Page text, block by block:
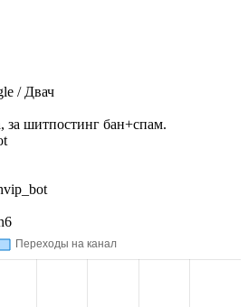
/ Двач
за шитпостинг бан+спам.